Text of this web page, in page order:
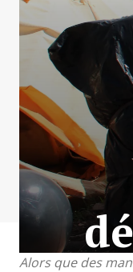
Alors que des